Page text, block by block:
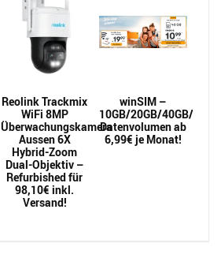
Reolink Trackmix
WiFi 8MP
Überwachungskamera
Aussen 6X
Hybrid-Zoom
Dual-Objektiv –
Refurbished für
98,10€ inkl.
Versand!
winSIM –
10GB/20GB/40GB/
Datenvolumen ab
6,99€ je Monat!